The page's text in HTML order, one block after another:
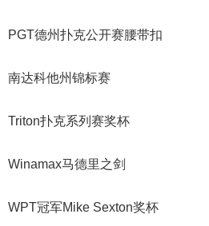
PGT德州扑克公开赛腰带扣
南达科他州锦标赛
Triton扑克系列赛奖杯
Winamax马德里之剑
WPT冠军Mike Sexton奖杯